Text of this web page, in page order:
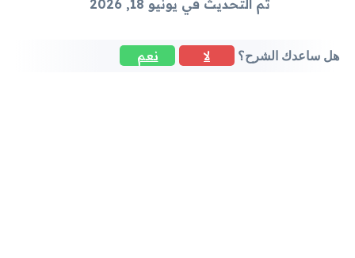
تم التحديث في يونيو 18, 2026
هل ساعدك الشرح؟ لا نعم